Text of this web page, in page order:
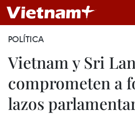
POLÍTICA
Vietnam y Sri
comprometen a
lazos